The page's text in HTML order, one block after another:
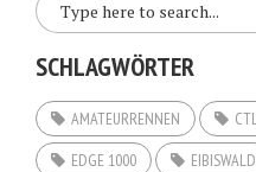
SCHLAGWÖRTER
AMATEURRENNEN CTL
EDGE 1000
EIBISWALD